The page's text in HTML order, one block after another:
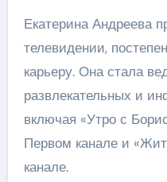
Екатерина Андреева
телевидении,
карьеру. Она стала
развлекательных и
включая «Утро с
Первом канале и
канале.